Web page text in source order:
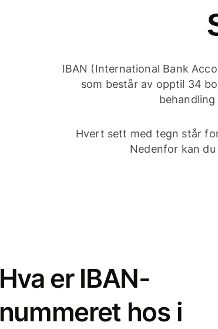
IBAN (International Bank
som består av opptil 34
Hvert sett med tegn står
Nedenfor kan
Hva er IBAN-
nummeret hos i